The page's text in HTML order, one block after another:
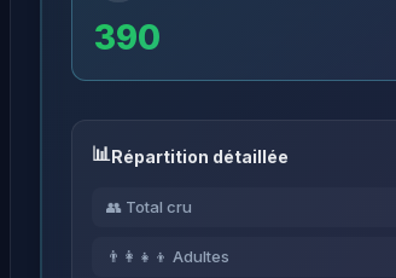
390
Répartition détaillée
👥 Total cru
👨‍👩‍👧‍👦 Adultes